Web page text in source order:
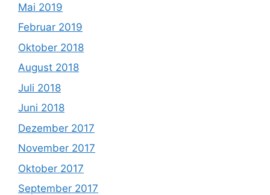
Mai 2019
Februar 2019
Oktober 2018
August 2018
Juli 2018
Juni 2018
Dezember 2017
November 2017
Oktober 2017
September 2017